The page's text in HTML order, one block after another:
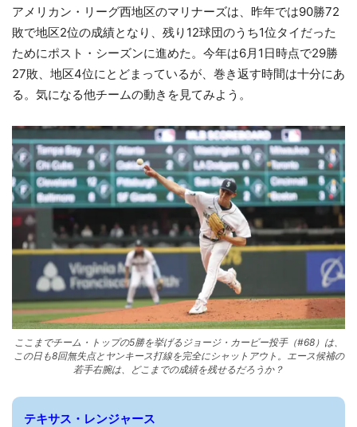
アメリカン・リーグ西地区のマリナーズは、昨年では90勝72
敗で地区2位の成績となり、残り12球団のうち1位タイだった
ためにポスト・シーズンに進めた。今年は6月1日時点で29勝
27敗、地区4位にとどまっているが、巻き返す時間は十分にあ
る。気になる他チームの動きを見てみよう。
ここまでチーム・トップの5勝を挙げるジョージ・カービー投手（#68）は、
この日も8回無失点とヤンキース打線を完全にシャットアウト。エース候補の
若手右腕は、どこまでの成績を残せるだろうか？
テキサス・レンジャース